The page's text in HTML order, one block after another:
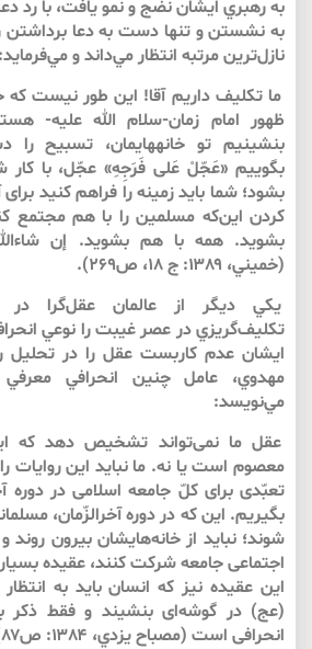
به رهبري ايشان نضج و نمو يافت، با رد
به نشستن و تنها دست به دعا
نازل‌‌ترين مرتبه انتظار مي‌‌داند و مي‌‌فرمايد:
ما تكليف‏ داريم‏ آقا! اين طور نيست كه
ظهور امام زمان-سلام الله عليه-
بنشينيم تو خانه‏هايمان، تسبيح
بگوييم «عَجّلْ عَلى‏ فَرَجِهِ» عجّل، با كار
بشود؛ شما بايد زمينه را فراهم كنيد
كردن اين‌كه مسلمين را با هم مجتمع
بشويد. همه با هم بشويد. إن
(خميني، ۱۳۸۹: ج ۱۸، ص۲۶۹).
يكي ديگر از عالمان عقل‌‌گرا در
تكليف‌‌گريزي در عصر غيبت را نوعي
ايشان عدم كاربست عقل را در تحليل
مهدوي، عامل چنين انحرافي
مي‌‌نويسد:
عقل ما نمى‌‌تواند تشخيص دهد كه
معصوم است يا نه. ما نبايد اين روايات
تعبّدى براى كلّ جامعه اسلامى در دوره
بگيريم. اين كه در دوره آخرالزّمان،
شوند؛ نبايد از خانه‌هايشان بيرون روند
اجتماعى جامعه شركت كنند، عقيده
اين عقيده نيز كه انسان بايد به
(عج) در گوشه‌اى بنشيند و فقط ذكر
انحرافى است (مصباح يزدي، ۱۳۸۴: ص۸۷).